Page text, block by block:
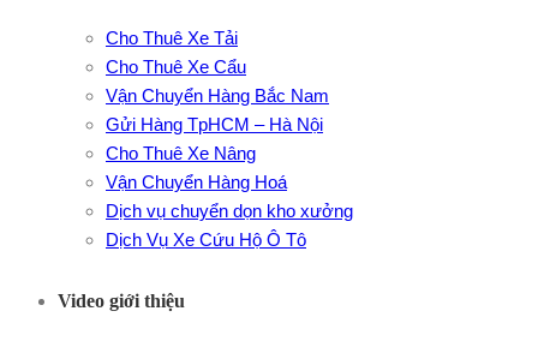
Cho Thuê Xe Tải
Cho Thuê Xe Cẩu
Vận Chuyển Hàng Bắc Nam
Gửi Hàng TpHCM – Hà Nội
Cho Thuê Xe Nâng
Vận Chuyển Hàng Hoá
Dịch vụ chuyển dọn kho xưởng
Dịch Vụ Xe Cứu Hộ Ô Tô
Video giới thiệu